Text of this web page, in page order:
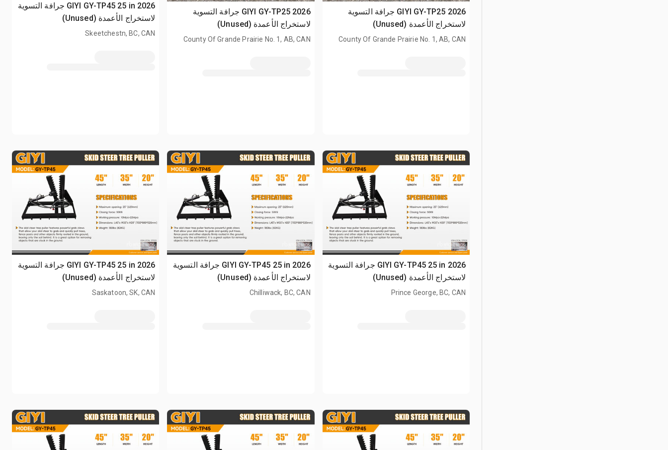
2026 GIYI GY-TP25 جرافة التسوية
لاستخراج الأعمدة (Unused)
County Of Grande Prairie No. 1, AB, CAN
2026 GIYI GY-TP25 جرافة التسوية
لاستخراج الأعمدة (Unused)
County Of Grande Prairie No. 1, AB, CAN
2026 GIYI GY-TP45 25 in جرافة التسوية
لاستخراج الأعمدة (Unused)
Skeetchestn, BC, CAN
2026 GIYI GY-TP45 25 in جرافة التسوية
لاستخراج الأعمدة (Unused)
Prince George, BC, CAN
2026 GIYI GY-TP45 25 in جرافة التسوية
لاستخراج الأعمدة (Unused)
Chilliwack, BC, CAN
2026 GIYI GY-TP45 25 in جرافة التسوية
لاستخراج الأعمدة (Unused)
Saskatoon, SK, CAN